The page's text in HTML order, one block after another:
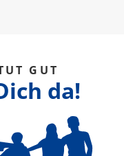
GUT
da!